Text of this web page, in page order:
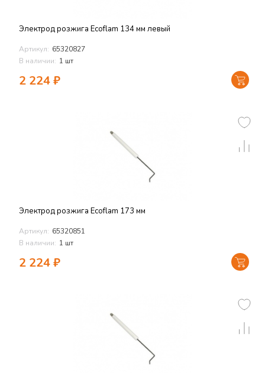
Электрод розжига Ecoflam 134 мм левый
Артикул: 65320827
В наличии: 1 шт
2 224₽
Электрод розжига Ecoflam 173 мм
Артикул: 65320851
В наличии: 1 шт
2 224₽